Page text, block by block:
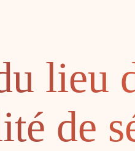
lieu
de